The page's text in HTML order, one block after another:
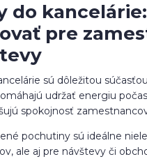
do
pre
sú dôležitou
udržať energiu
spokojnosť
pochutiny sú ideálne
ale aj pre návštevy či